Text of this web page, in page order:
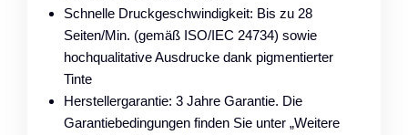
Schnelle Druckgeschwindigkeit: Bis zu 28
Seiten/Min. (gemäß ISO/IEC 24734) sowie
hochqualitative Ausdrucke dank pigmentierter
Tinte
Herstellergarantie: 3 Jahre Garantie. Die
Garantiebedingungen finden Sie unter „Weitere